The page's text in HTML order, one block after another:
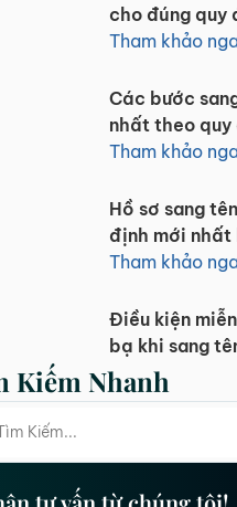
cho đúng quy
Tham khảo
Các bước
nhất theo quy
Tham khảo
Hồ sơ sang
định mới nhất
Tham khảo
Điều kiện
bạ khi sang
Tham khảo ngay
trước bạ khi
Kiếm Nhanh